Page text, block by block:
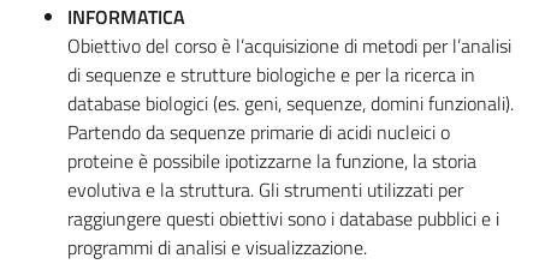
INFORMATICA
Obiettivo del corso è l’acquisizione di metodi per l’analisi
di sequenze e strutture biologiche e per la ricerca in
database biologici (es. geni, sequenze, domini funzionali).
Partendo da sequenze primarie di acidi nucleici o
proteine è possibile ipotizzarne la funzione, la storia
evolutiva e la struttura. Gli strumenti utilizzati per
raggiungere questi obiettivi sono i database pubblici e i
programmi di analisi e visualizzazione.